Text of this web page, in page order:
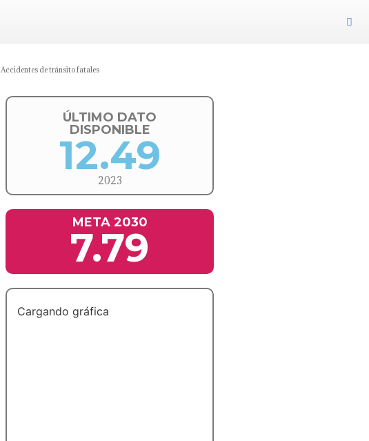
Accidentes de tránsito fatales
ÚLTIMO DATO
DISPONIBLE
12.49
2023
META 2030
7.79
Cargando gráfica